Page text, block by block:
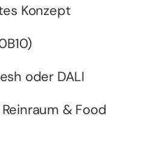
Konzept
oder DALI
& Food